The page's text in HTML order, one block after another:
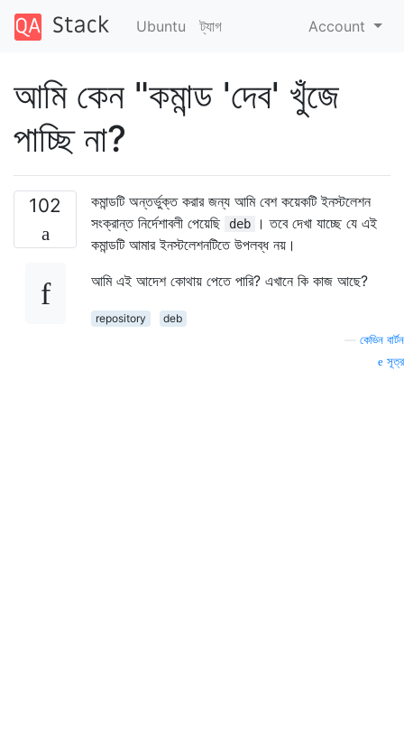
Ubuntu ট্যাগ Account
আমি কেন "কমান্ড 'দেব' খুঁজে
পাচ্ছি না?
102
কমান্ডটি অন্তর্ভুক্ত করার জন্য আমি বেশ কয়েকটি ইনস্টলেশন
সংক্রান্ত নির্দেশাবলী পেয়েছি
deb
। তবে দেখা যাচ্ছে যে এই
কমান্ডটি আমার ইনস্টলেশনটিতে উপলব্ধ নয়।
আমি এই আদেশ কোথায় পেতে পারি? এখানে কি কাজ আছে?
repository
deb
কেভিন বার্টন
সূত্র